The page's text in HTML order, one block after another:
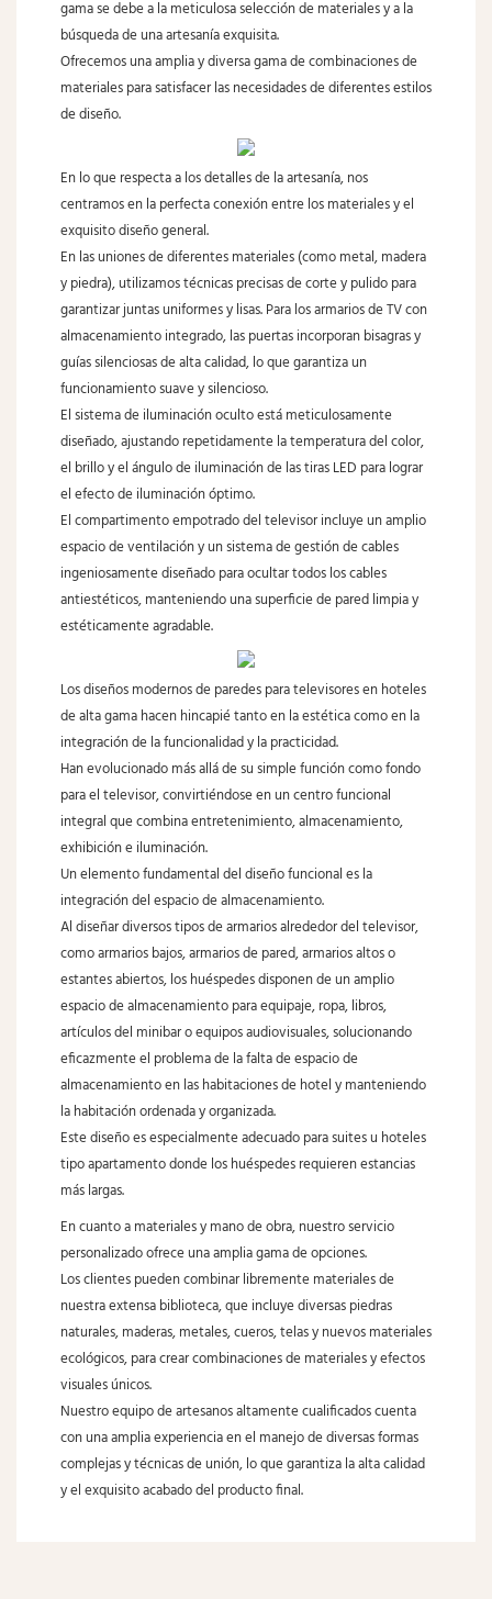
gama se debe a la meticulosa selección de materiales y a la
búsqueda de una artesanía exquisita.
Ofrecemos una amplia y diversa gama de combinaciones de
materiales para satisfacer las necesidades de diferentes estilos
de diseño.
En lo que respecta a los detalles de la artesanía, nos
centramos en la perfecta conexión entre los materiales y el
exquisito diseño general.
En las uniones de diferentes materiales (como metal, madera
y piedra), utilizamos técnicas precisas de corte y pulido para
garantizar juntas uniformes y lisas. Para los armarios de TV con
almacenamiento integrado, las puertas incorporan bisagras y
guías silenciosas de alta calidad, lo que garantiza un
funcionamiento suave y silencioso.
El sistema de iluminación oculto está meticulosamente
diseñado, ajustando repetidamente la temperatura del color,
el brillo y el ángulo de iluminación de las tiras LED para lograr
el efecto de iluminación óptimo.
El compartimento empotrado del televisor incluye un amplio
espacio de ventilación y un sistema de gestión de cables
ingeniosamente diseñado para ocultar todos los cables
antiestéticos, manteniendo una superficie de pared limpia y
estéticamente agradable.
Los diseños modernos de paredes para televisores en hoteles
de alta gama hacen hincapié tanto en la estética como en la
integración de la funcionalidad y la practicidad.
Han evolucionado más allá de su simple función como fondo
para el televisor, convirtiéndose en un centro funcional
integral que combina entretenimiento, almacenamiento,
exhibición e iluminación.
Un elemento fundamental del diseño funcional es la
integración del espacio de almacenamiento.
Al diseñar diversos tipos de armarios alrededor del televisor,
como armarios bajos, armarios de pared, armarios altos o
estantes abiertos, los huéspedes disponen de un amplio
espacio de almacenamiento para equipaje, ropa, libros,
artículos del minibar o equipos audiovisuales, solucionando
eficazmente el problema de la falta de espacio de
almacenamiento en las habitaciones de hotel y manteniendo
la habitación ordenada y organizada.
Este diseño es especialmente adecuado para suites u hoteles
tipo apartamento donde los huéspedes requieren estancias
más largas.
En cuanto a materiales y mano de obra, nuestro servicio
personalizado ofrece una amplia gama de opciones.
Los clientes pueden combinar libremente materiales de
nuestra extensa biblioteca, que incluye diversas piedras
naturales, maderas, metales, cueros, telas y nuevos materiales
ecológicos, para crear combinaciones de materiales y efectos
visuales únicos.
Nuestro equipo de artesanos altamente cualificados cuenta
con una amplia experiencia en el manejo de diversas formas
complejas y técnicas de unión, lo que garantiza la alta calidad
y el exquisito acabado del producto final.